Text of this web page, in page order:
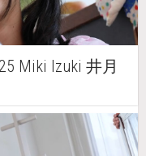
Miki Izuki 井月